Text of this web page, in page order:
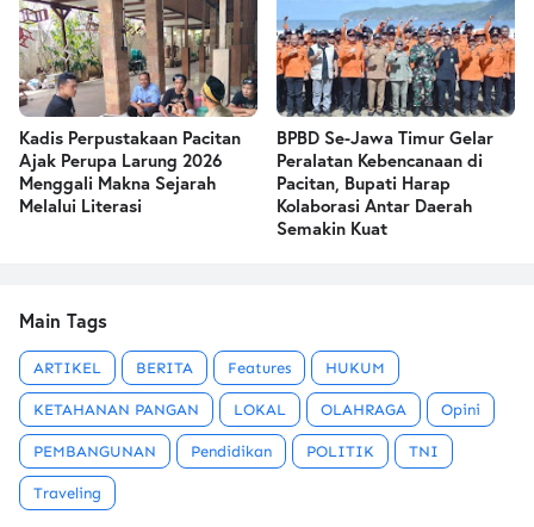
Kadis Perpustakaan Pacitan
Ajak Perupa Larung 2026
Menggali Makna Sejarah
Melalui Literasi
BPBD Se-Jawa Timur Gelar
Peralatan Kebencanaan di
Pacitan, Bupati Harap
Kolaborasi Antar Daerah
Semakin Kuat
Main Tags
ARTIKEL BERITA Features HUKUM
KETAHANAN PANGAN LOKAL OLAHRAGA Opini
PEMBANGUNAN Pendidikan POLITIK TNI
Traveling